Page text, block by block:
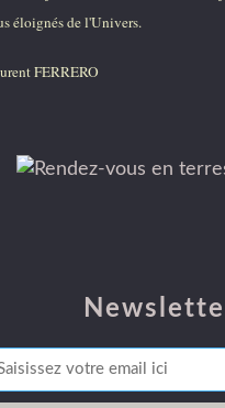
éloignés de l'Univers.
FERRERO